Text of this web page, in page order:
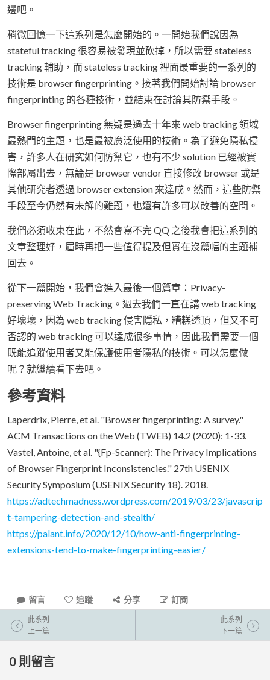
邊吧。
稍微回憶一下這系列是怎麼開始的。一開始我們說因為
stateful tracking 很容易被發現並砍掉，所以需要 stateless
tracking 輔助，而 stateless tracking 裡面最重要的一系列的
技術是 browser fingerprinting。接著我們開始討論 browser
fingerprinting 的各種技術，並結束在討論其防禦手段。
Browser fingerprinting 無疑是過去十年來 web tracking 領域
最熱門的主題，也是最被廣泛使用的技術。為了避免隱私侵
害，許多人在研究如何防禦它，也有不少 solution 已經被實
際部屬出去，無論是 browser vendor 直接修改 browser 或是
其他研究者透過 browser extension 來達成。然而，這些防禦
手段至今仍然有未解的難題，也還有許多可以改善的空間。
我們必須收束在此，不然會寫不完 QQ 之後我會把這系列的
文章整理好，屆時再把一些值得提及但實在沒篇幅的主題補
回去。
從下一篇開始，我們會進入最後一個篇章：Privacy-
preserving Web Tracking。過去我們一直在講 web tracking
好壞壞，因為 web tracking 侵害隱私，糟糕透頂，但又不可
否認的 web tracking 可以達成很多事情，因此我們需要一個
既能追蹤使用者又能保護使用者隱私的技術。可以怎麼做
呢？就繼續看下去吧。
參考資料
Laperdrix, Pierre, et al. "Browser fingerprinting: A survey."
ACM Transactions on the Web (TWEB) 14.2 (2020): 1-33.
Vastel, Antoine, et al. "{Fp-Scanner}: The Privacy Implications
of Browser Fingerprint Inconsistencies." 27th USENIX
Security Symposium (USENIX Security 18). 2018.
https://adtechmadness.wordpress.com/2019/03/23/javascrip
t-tampering-detection-and-stealth/
https://palant.info/2020/12/10/how-anti-fingerprinting-
extensions-tend-to-make-fingerprinting-easier/
留言 追蹤 分享 訂閱
此系列
上一篇
此系列
下一篇
0 則留言